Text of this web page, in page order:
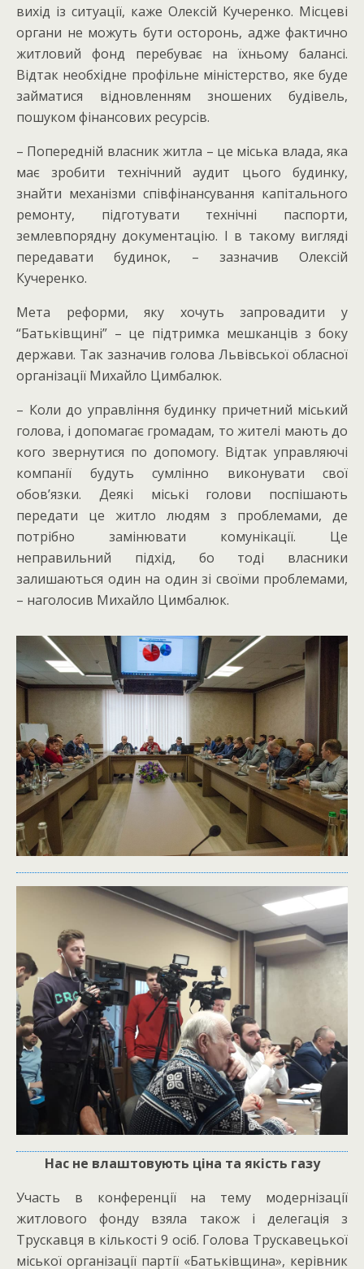
вихід із ситуації, каже Олексій Кучеренко. Місцеві
органи не можуть бути осторонь, адже фактично
житловий фонд перебуває на їхньому балансі.
Відтак необхідне профільне міністерство, яке буде
займатися відновленням зношених будівель,
пошуком фінансових ресурсів.
– Попередній власник житла – це міська влада, яка
має зробити технічний аудит цього будинку,
знайти механізми співфінансування капітального
ремонту, підготувати технічні паспорти,
землевпорядну документацію. І в такому вигляді
передавати будинок, – зазначив Олексій
Кучеренко.
Мета реформи, яку хочуть запровадити у
“Батьківщині” – це підтримка мешканців з боку
держави. Так зазначив голова Львівської обласної
організації Михайло Цимбалюк.
– Коли до управління будинку причетний міський
голова, і допомагає громадам, то жителі мають до
кого звернутися по допомогу. Відтак управляючі
компанії будуть сумлінно виконувати свої
обов’язки. Деякі міські голови поспішають
передати це житло людям з проблемами, де
потрібно замінювати комунікації. Це
неправильний підхід, бо тоді власники
залишаються один на один зі своїми проблемами,
– наголосив Михайло Цимбалюк.
Нас не влаштовують ціна та якість газу
Участь в конференції на тему модернізації
житлового фонду взяла також і делегація з
Трускавця в кількості 9 осіб. Голова Трускавецької
міської організації партії «Батьківщина», керівник